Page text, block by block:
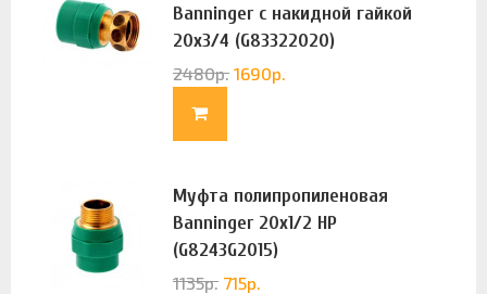
Banninger с накидной гайкой
20х3/4 (G83322020)
2480р. 1690р.
Муфта полипропиленовая
Banninger 20х1/2 НР
(G8243G2015)
1135р. 715р.